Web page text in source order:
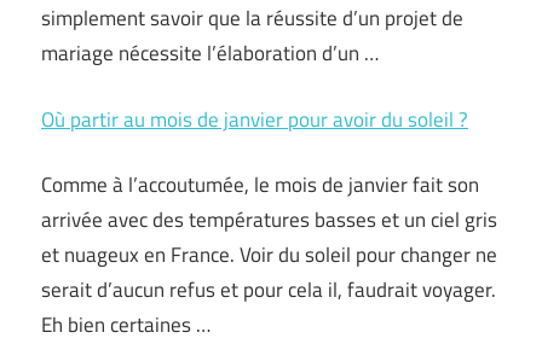
simplement savoir que la réussite d’un projet de
mariage nécessite l’élaboration d’un …
Où partir au mois de janvier pour avoir du soleil ?
Comme à l’accoutumée, le mois de janvier fait son
arrivée avec des températures basses et un ciel gris
et nuageux en France. Voir du soleil pour changer ne
serait d’aucun refus et pour cela il, faudrait voyager.
Eh bien certaines …